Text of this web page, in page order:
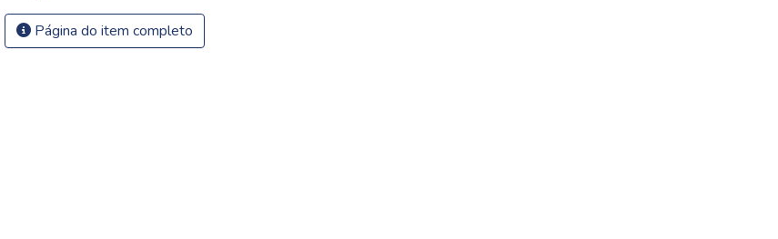
Página do item completo